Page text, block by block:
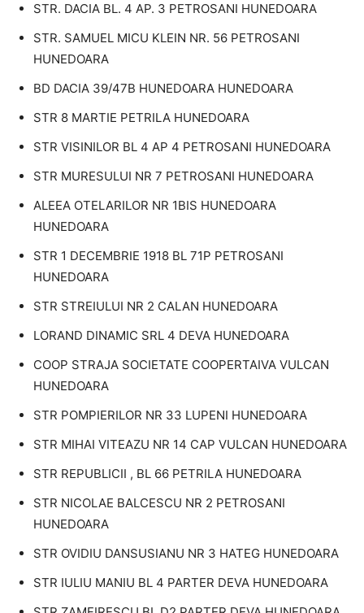
STR. DACIA BL. 4 AP. 3 PETROSANI HUNEDOARA
STR. SAMUEL MICU KLEIN NR. 56 PETROSANI
HUNEDOARA
BD DACIA 39/47B HUNEDOARA HUNEDOARA
STR 8 MARTIE PETRILA HUNEDOARA
STR VISINILOR BL 4 AP 4 PETROSANI HUNEDOARA
STR MURESULUI NR 7 PETROSANI HUNEDOARA
ALEEA OTELARILOR NR 1BIS HUNEDOARA
HUNEDOARA
STR 1 DECEMBRIE 1918 BL 71P PETROSANI
HUNEDOARA
STR STREIULUI NR 2 CALAN HUNEDOARA
LORAND DINAMIC SRL 4 DEVA HUNEDOARA
COOP STRAJA SOCIETATE COOPERTAIVA VULCAN
HUNEDOARA
STR POMPIERILOR NR 33 LUPENI HUNEDOARA
STR MIHAI VITEAZU NR 14 CAP VULCAN HUNEDOARA
STR REPUBLICII , BL 66 PETRILA HUNEDOARA
STR NICOLAE BALCESCU NR 2 PETROSANI
HUNEDOARA
STR OVIDIU DANSUSIANU NR 3 HATEG HUNEDOARA
STR IULIU MANIU BL 4 PARTER DEVA HUNEDOARA